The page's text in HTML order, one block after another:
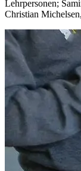
Lehrpersonen;
Christian